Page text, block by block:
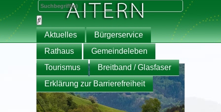
Aktuelles
Bürgerservice
Rathaus
Gemeindeleben
Tourismus
Breitband / Glasfaser
Erklärung zur Barrierefreiheit